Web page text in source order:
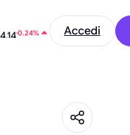
-0.48% Accedi